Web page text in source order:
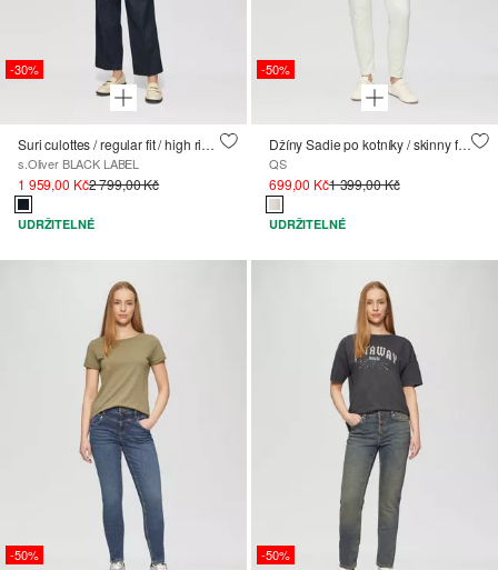
-30%
Suri culottes / regular fit / high rise / wide leg
s.Oliver BLACK LABEL
1 959,00 Kč2 799,00 Kč
UDRŽITELNÉ
-50%
Džíny Sadie po kotníky / skinny fit / mid rise / skinny leg
QS
699,00 Kč1 399,00 Kč
UDRŽITELNÉ
-50% -50%